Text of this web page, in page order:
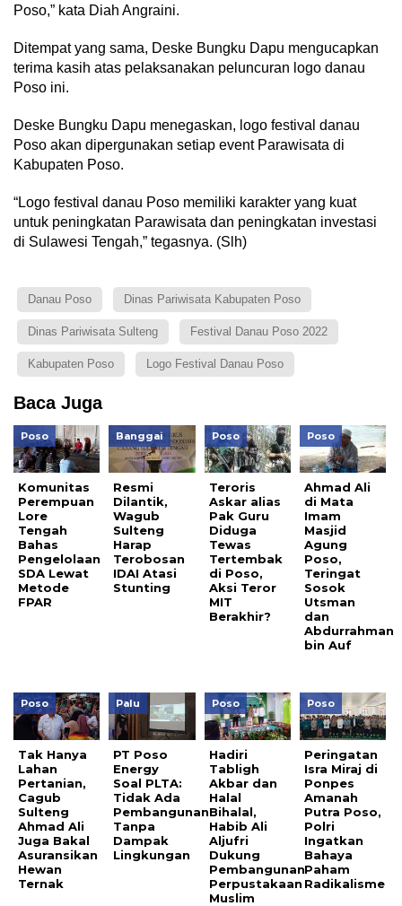
Poso,” kata Diah Angraini.
Ditempat yang sama, Deske Bungku Dapu mengucapkan
terima kasih atas pelaksanakan peluncuran logo danau
Poso ini.
Deske Bungku Dapu menegaskan, logo festival danau
Poso akan dipergunakan setiap event Parawisata di
Kabupaten Poso.
“Logo festival danau Poso memiliki karakter yang kuat
untuk peningkatan Parawisata dan peningkatan investasi
di Sulawesi Tengah,” tegasnya. (Slh)
Danau Poso Dinas Pariwisata Kabupaten Poso
Dinas Pariwisata Sulteng Festival Danau Poso 2022
Kabupaten Poso Logo Festival Danau Poso
Baca Juga
Poso
Komunitas
Perempuan
Lore
Tengah
Bahas
Pengelolaan
SDA Lewat
Metode
FPAR
Banggai
Resmi
Dilantik,
Wagub
Sulteng
Harap
Terobosan
IDAI Atasi
Stunting
Poso
Teroris
Askar alias
Pak Guru
Diduga
Tewas
Tertembak
di Poso,
Aksi Teror
MIT
Berakhir?
Poso
Ahmad Ali
di Mata
Imam
Masjid
Agung
Poso,
Teringat
Sosok
Utsman
dan
Abdurrahman
bin Auf
Poso
Tak Hanya
Lahan
Pertanian,
Cagub
Sulteng
Ahmad Ali
Juga Bakal
Asuransikan
Hewan
Ternak
Palu
PT Poso
Energy
Soal PLTA:
Tidak Ada
Pembangunan
Tanpa
Dampak
Lingkungan
Poso
Hadiri
Tabligh
Akbar dan
Halal
Bihalal,
Habib Ali
Aljufri
Dukung
Pembangunan
Perpustakaan
Muslim
Poso
Peringatan
Isra Miraj di
Ponpes
Amanah
Putra Poso,
Polri
Ingatkan
Bahaya
Paham
Radikalisme